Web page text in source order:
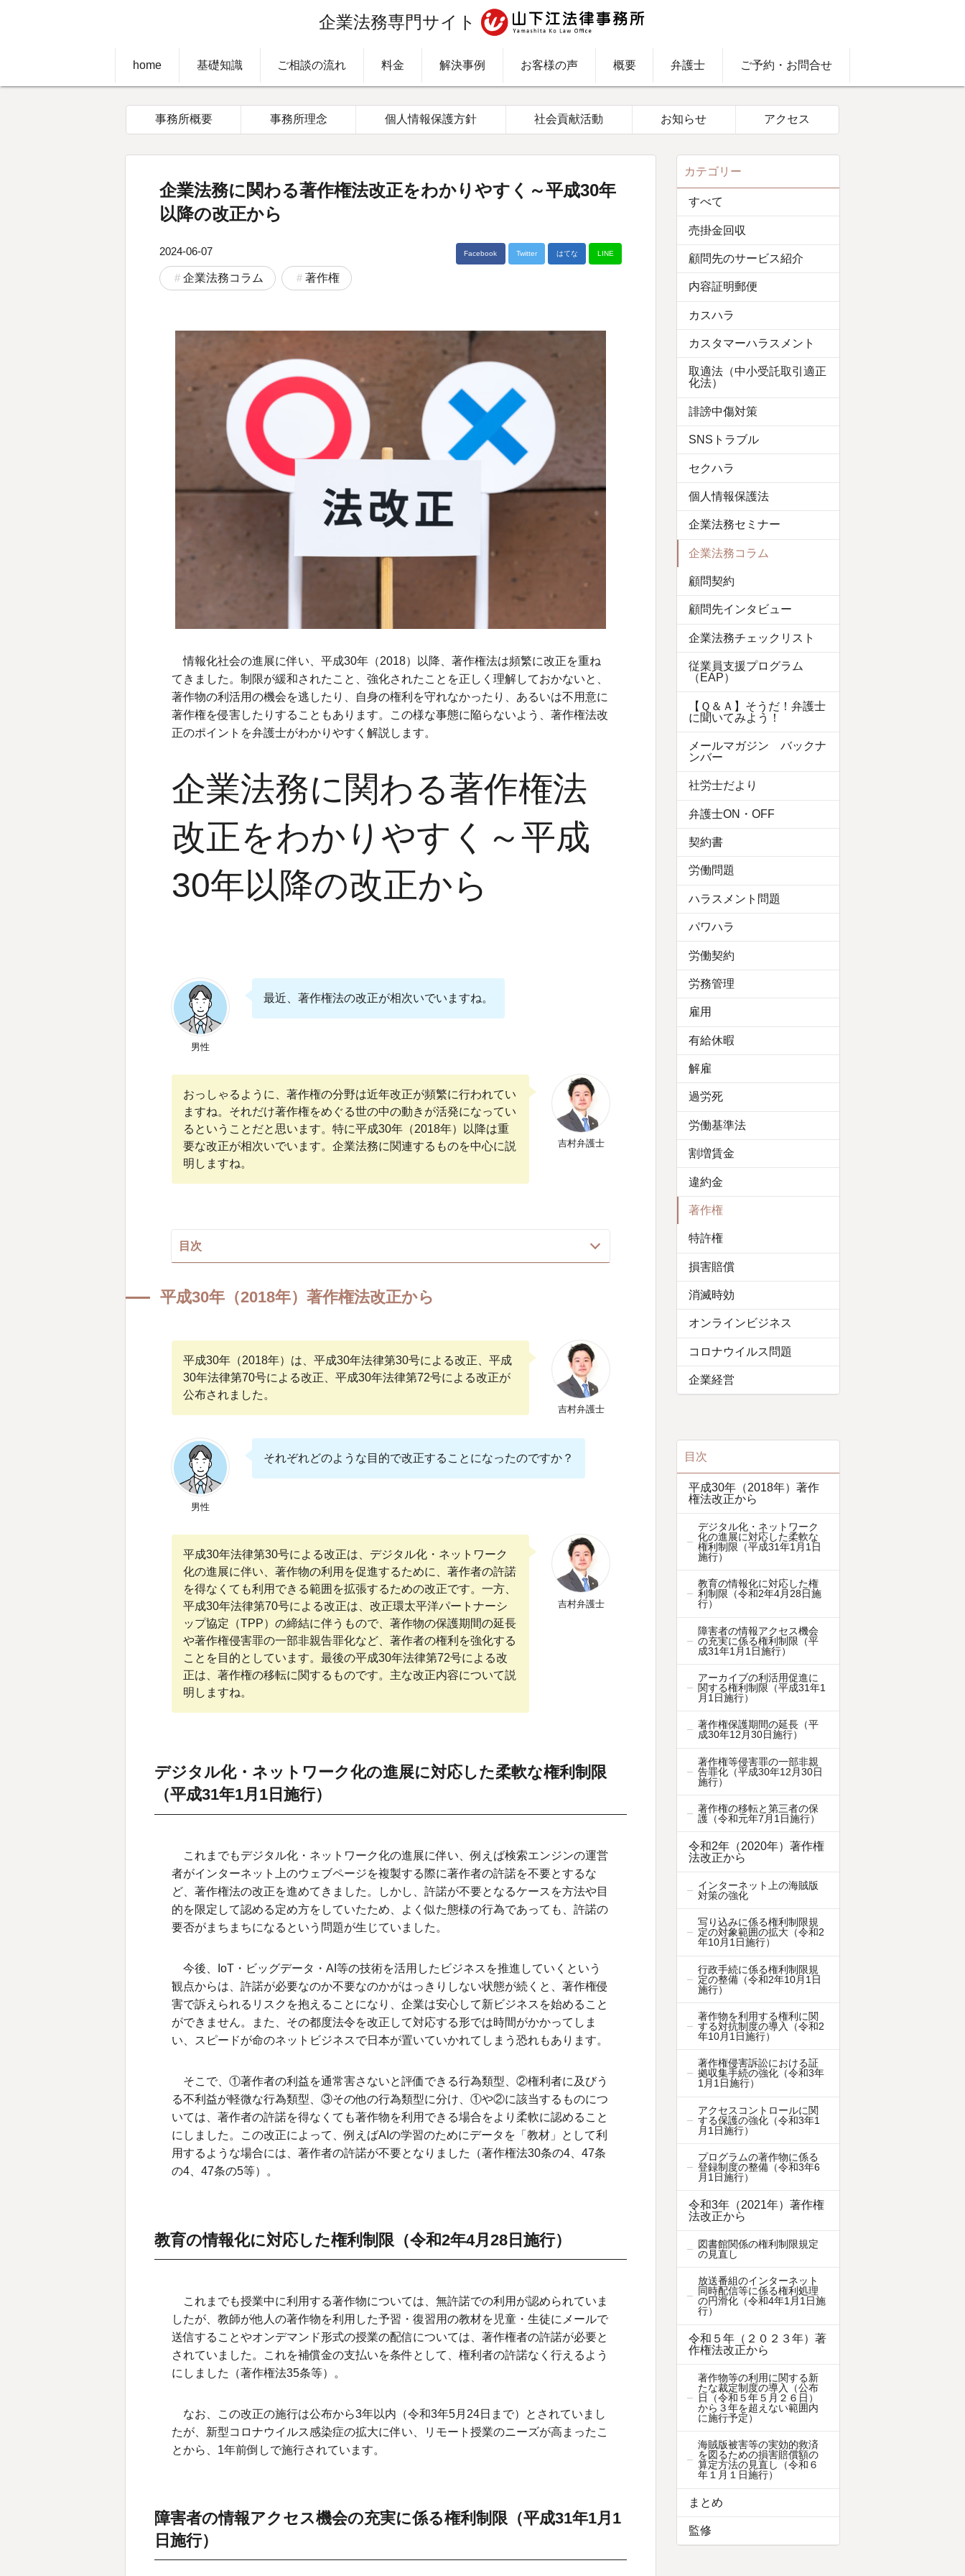
企業法務専門サイト
home 基礎知識 ご相談の流れ 料金 解決事例 お客様の声 概要 弁護士 ご予約・お問合せ
企業法務に関わる著作権法改正をわかりやすく～平成30年
以降の改正から
2024-06-07
企業法務コラム 著作権
Facebook Twitter はてな LINE
情報化社会の進展に伴い、平成30年（2018）以降、著作権法は頻繁に改正を重ね
てきました。制限が緩和されたこと、強化されたことを正しく理解しておかないと、
著作物の利活用の機会を逃したり、自身の権利を守れなかったり、あるいは不用意に
著作権を侵害したりすることもあります。この様な事態に陥らないよう、著作権法改
正のポイントを弁護士がわかりやすく解説します。
企業法務に関わる著作権法
改正をわかりやすく～平成
30年以降の改正から
男性
最近、著作権法の改正が相次いでいますね。
吉村弁護士
おっしゃるように、著作権の分野は近年改正が頻繁に行われてい
ますね。それだけ著作権をめぐる世の中の動きが活発になってい
るということだと思います。特に平成30年（2018年）以降は重
要な改正が相次いでいます。企業法務に関連するものを中心に説
明しますね。
目次
デジタル化・ネットワーク化の進展に対応した柔軟な権利制限（平成31年1月1日施行）
障害者の情報アクセス機会の充実に係る権利制限（平成31年1月1日施行）
アーカイブの利活用促進に関する権利制限（平成31年1月1日施行）
著作権等侵害罪の一部非親告罪化（平成30年12月30日施行）
著作権の移転と第三者の保護（令和元年7月1日施行）
令和2年（2020年）著作権法改正から
写り込みに係る権利制限規定の対象範囲の拡大（令和2年10月1日施行）
行政手続に係る権利制限規定の整備（令和2年10月1日施行）
著作物を利用する権利に関する対抗制度の導入（令和2年10月1日施行）
著作権侵害訴訟における証拠収集手続の強化（令和3年1月1日施行）
アクセスコントロールに関する保護の強化（令和3年1月1日施行）
プログラムの著作物に係る登録制度の整備（令和3年6月1日施行）
放送番組のインターネット同時配信等に係る権利処理の円滑化（令和4年1月1日施行）
令和５年（２０２３年）著作権法改正から
海賊版被害等の実効的救済を図るための損害賠償額の算定方法の見直し（令和６年１月１
日施行）
まとめ
監修
平成30年（2018年）著作権法改正から
吉村弁護士
平成30年（2018年）は、平成30年法律第30号による改正、平成
30年法律第70号による改正、平成30年法律第72号による改正が
公布されました。
男性
それぞれどのような目的で改正することになったのですか？
吉村弁護士
平成30年法律第30号による改正は、デジタル化・ネットワーク
化の進展に伴い、著作物の利用を促進するために、著作者の許諾
を得なくても利用できる範囲を拡張するための改正です。一方、
平成30年法律第70号による改正は、改正環太平洋パートナーシ
ップ協定（TPP）の締結に伴うもので、著作物の保護期間の延長
や著作権侵害罪の一部非親告罪化など、著作者の権利を強化する
ことを目的としています。最後の平成30年法律第72号による改
正は、著作権の移転に関するものです。主な改正内容について説
明しますね。
デジタル化・ネットワーク化の進展に対応した柔軟な権利制限
（平成31年1月1日施行）
これまでもデジタル化・ネットワーク化の進展に伴い、例えば検索エンジンの運営
者がインターネット上のウェブページを複製する際に著作者の許諾を不要とするな
ど、著作権法の改正を進めてきました。しかし、許諾が不要となるケースを方法や目
的を限定して認める定め方をしていたため、よく似た態様の行為であっても、許諾の
要否がまちまちになるという問題が生じていました。
今後、IoT・ビッグデータ・AI等の技術を活用したビジネスを推進していくという
観点からは、許諾が必要なのか不要なのかがはっきりしない状態が続くと、著作権侵
害で訴えられるリスクを抱えることになり、企業は安心して新ビジネスを始めること
ができません。また、その都度法令を改正して対応する形では時間がかかってしま
い、スピードが命のネットビジネスで日本が置いていかれてしまう恐れもあります。
そこで、①著作者の利益を通常害さないと評価できる行為類型、②権利者に及びう
る不利益が軽微な行為類型、③その他の行為類型に分け、①や②に該当するものにつ
いては、著作者の許諾を得なくても著作物を利用できる場合をより柔軟に認めること
にしました。この改正によって、例えばAIの学習のためにデータを「教材」として利
用するような場合には、著作者の許諾が不要となりました（著作権法30条の4、47条
の4、47条の5等）。
教育の情報化に対応した権利制限（令和2年4月28日施行）
これまでも授業中に利用する著作物については、無許諾での利用が認められていま
したが、教師が他人の著作物を利用した予習・復習用の教材を児童・生徒にメールで
送信することやオンデマンド形式の授業の配信については、著作権者の許諾が必要と
されていました。これを補償金の支払いを条件として、権利者の許諾なく行えるよう
にしました（著作権法35条等）。
なお、この改正の施行は公布から3年以内（令和3年5月24日まで）とされていまし
たが、新型コロナウイルス感染症の拡大に伴い、リモート授業のニーズが高まったこ
とから、1年前倒しで施行されています。
障害者の情報アクセス機会の充実に係る権利制限（平成31年1月1
日施行）
事務所概要 事務所理念 個人情報保護方針 社会貢献活動 お知らせ アクセス
カテゴリー
すべて
売掛金回収
顧問先のサービス紹介
内容証明郵便
カスハラ
カスタマーハラスメント
取適法（中小受託取引適正
化法）
誹謗中傷対策
SNSトラブル
セクハラ
個人情報保護法
企業法務セミナー
企業法務コラム
顧問契約
顧問先インタビュー
企業法務チェックリスト
従業員支援プログラム
（EAP）
【Ｑ＆Ａ】そうだ！弁護士
に聞いてみよう！
メールマガジン バックナ
ンバー
社労士だより
弁護士ON・OFF
契約書
労働問題
ハラスメント問題
パワハラ
労働契約
労務管理
雇用
有給休暇
解雇
過労死
労働基準法
割増賃金
違約金
著作権
特許権
損害賠償
消滅時効
オンラインビジネス
コロナウイルス問題
企業経営
目次
平成30年（2018年）著作
権法改正から
デジタル化・ネットワーク
化の進展に対応した柔軟な
権利制限（平成31年1月1日
施行）
教育の情報化に対応した権
利制限（令和2年4月28日施
行）
障害者の情報アクセス機会
の充実に係る権利制限（平
成31年1月1日施行）
アーカイブの利活用促進に
関する権利制限（平成31年1
月1日施行）
著作権保護期間の延長（平
成30年12月30日施行）
著作権等侵害罪の一部非親
告罪化（平成30年12月30日
施行）
著作権の移転と第三者の保
護（令和元年7月1日施行）
令和2年（2020年）著作権
法改正から
インターネット上の海賊版
対策の強化
写り込みに係る権利制限規
定の対象範囲の拡大（令和2
年10月1日施行）
行政手続に係る権利制限規
定の整備（令和2年10月1日
施行）
著作物を利用する権利に関
する対抗制度の導入（令和2
年10月1日施行）
著作権侵害訴訟における証
拠収集手続の強化（令和3年
1月1日施行）
アクセスコントロールに関
する保護の強化（令和3年1
月1日施行）
プログラムの著作物に係る
登録制度の整備（令和3年6
月1日施行）
令和3年（2021年）著作権
法改正から
図書館関係の権利制限規定
の見直し
放送番組のインターネット
同時配信等に係る権利処理
の円滑化（令和4年1月1日施
行）
令和５年（２０２３年）著
作権法改正から
著作物等の利用に関する新
たな裁定制度の導入（公布
日（令和５年５月２６日）
から３年を超えない範囲内
に施行予定）
海賊版被害等の実効的救済
を図るための損害賠償額の
算定方法の見直し（令和６
年１月１日施行）
まとめ
監修